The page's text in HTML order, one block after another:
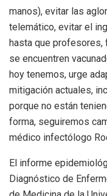
manos), evitar las
telemático, evitar el
hasta que
se encuentren
hoy tenemos, urge
mitigación actuales,
porque no están
forma, seguiremos
médico infectólogo
El informe
Diagnóstico de